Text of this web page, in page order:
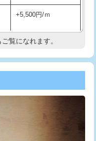
33,000円
+8,800円
11,000円~
+5,500円/ｍ
現地調査
33,000円
覧になれます。